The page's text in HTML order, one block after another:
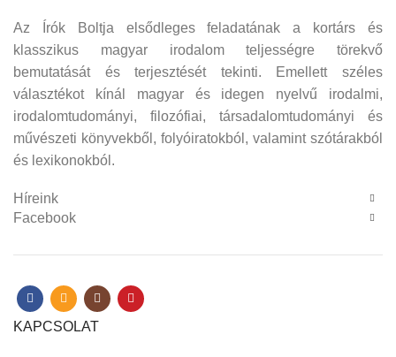
Az Írók Boltja elsődleges feladatának a kortárs és
klasszikus magyar irodalom teljességre törekvő
bemutatását és terjesztését tekinti. Emellett széles
választékot kínál magyar és idegen nyelvű irodalmi,
irodalomtudományi, filozófiai, társadalomtudományi és
művészeti könyvekből, folyóiratokból, valamint szótárakból
és lexikonokból.
Híreink
Facebook
KAPCSOLAT